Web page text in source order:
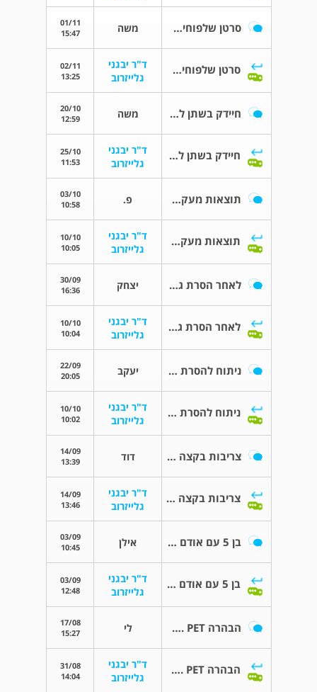
סרטן שלפוחית השתן משה
01/11
15:47
סרטן שלפוחית השתן
ד"ר יבגני
גלייזרוב
02/11
13:25
חיידק בשתן לחולה אונקולוגי משה
20/10
12:59
חיידק בשתן לחולה אונקולוגי
ד"ר יבגני
גלייזרוב
25/10
11:53
תוצאות מעקב שתן ציטולוגיה פ.
03/10
10:58
תוצאות מעקב שתן ציטולוגיה
ד"ר יבגני
גלייזרוב
10/10
10:05
לאחר הסרת גידול בכיס שתן יצחק
30/09
16:36
לאחר הסרת גידול בכיס שתן
ד"ר יבגני
גלייזרוב
10/10
10:04
ניתוח להסרת ערמונית מוגדלת יעקב
22/09
20:05
ניתוח להסרת ערמונית מוגדלת
ד"ר יבגני
גלייזרוב
10/10
10:02
צריבות בקצה הפין בזמן השתן דוד
14/09
13:39
צריבות בקצה הפין בזמן השתן
ד"ר יבגני
גלייזרוב
14/09
13:46
בן 5 עם אודם בבסיס הפין אילן
03/09
10:45
בן 5 עם אודם בבסיס הפין
ד"ר יבגני
גלייזרוב
03/09
12:48
הבהרה C.T. PET לי
17/08
15:27
הבהרה C.T. PET
ד"ר יבגני
גלייזרוב
31/08
14:04